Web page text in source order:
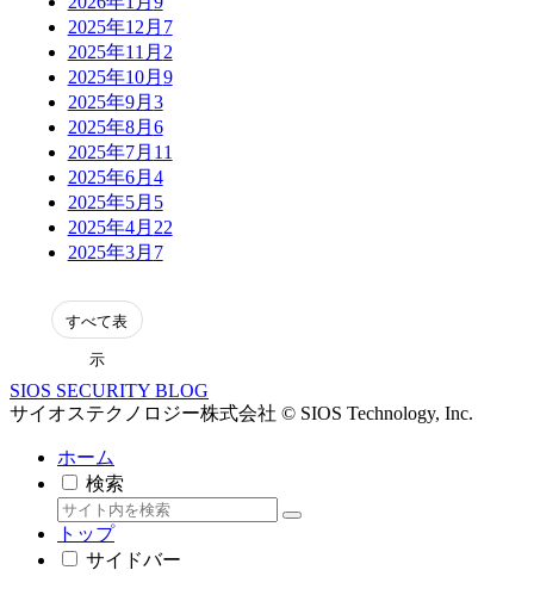
2025年12月 7
2025年11月 2
2025年10月 9
2025年9月 3
2025年8月 6
2025年7月 11
2025年6月 4
2025年5月 5
2025年4月 22
2025年3月 7
表
示
SIOS SECURITY BLOG
サイオステクノロジー株式会社 © SIOS Technology, Inc.
ホーム
検索
トップ
サイドバー